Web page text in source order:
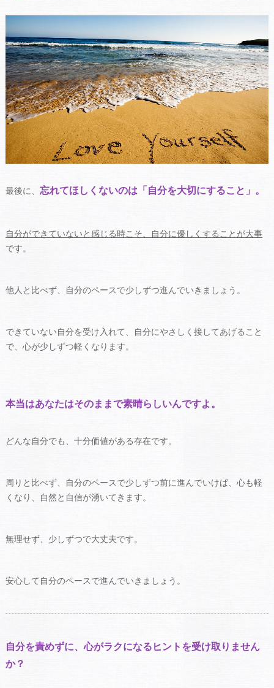
最後に、 忘れてほしくないのは「自分を大切にすること」。
自分ができていないと感じる時こそ、自分に優しくすることが大事
です。
他人と比べず、自分のペースで少しずつ進んでいきましょう。
できていない自分を受け入れて、自分にやさしく接してあげること
で、心が少しずつ軽くなります。
本当はあなたはそのままで素晴らしいんですよ。
どんな自分でも、十分価値がある存在です。
周りと比べず、自分のペースで少しずつ前に進んでいけば、心も軽
くなり、自然と自信が湧いてきます。
無理せず、少しずつで大丈夫です。
安心して自分のペースで進んでいきましょう。
自分を責めずに、心がラクになるヒントを受け取りません
か？